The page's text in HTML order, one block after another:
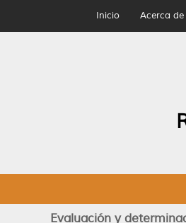
Inicio Acerca de
Evaluación y